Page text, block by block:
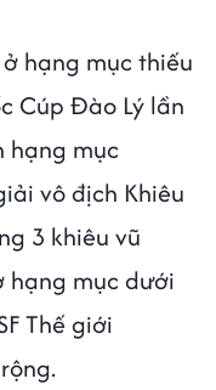
hạng mục thiếu
Cúp Đào Lý lần
hạng mục
vô địch Khiêu
3 khiêu vũ
hạng mục dưới
Thế giới